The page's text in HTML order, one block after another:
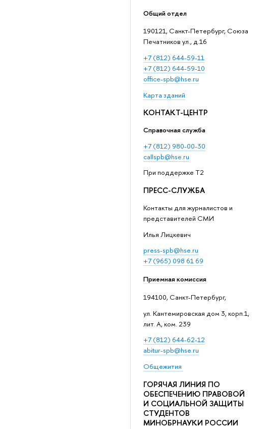
Общий отдел
190121, Санкт-Петербург, Союза
Печатников ул., д.16
+7 (812) 644-59-11
+7 (812) 644-59-10
office-spb@hse.ru
Карта зданий
КОНТАКТ-ЦЕНТР
Справочная служба
+7 (812) 980-00-30
callspb@hse.ru
При поддержке T2
ПРЕСС-СЛУЖБА
Контакты для журналистов и
представителей СМИ
Илья Лицкевич
press-spb@hse.ru
+7 (965) 098 61 69
Приемная комиссия
194100, Санкт-Петербург,
ул. Кантемировская дом 3, корп.1,
лит. А, ком. 239
+7 (812) 644-62-12
abitur-spb@hse.ru
Общежития
ГОРЯЧАЯ ЛИНИЯ ПО
ОБЕСПЕЧЕНИЮ ПРАВОВОЙ
И СОЦИАЛЬНОЙ ЗАЩИТЫ
СТУДЕНТОВ
МИНОБРНАУКИ РОССИИ